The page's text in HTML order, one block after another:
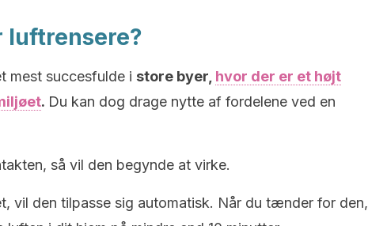
luftrensere?
mest succesfulde i store byer, hvor der er et højt
. Du kan dog drage nytte af fordelene ved en
så vil den begynde at virke.
vil den tilpasse sig automatisk. Når du tænder for den,